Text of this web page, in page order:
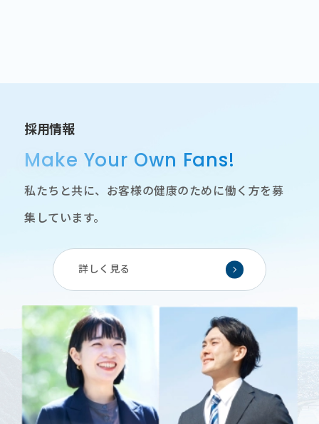
採用情報
Make Your Own Fans!
私たちと共に、お客様の健康のために働く方を募
集しています。
詳しく見る